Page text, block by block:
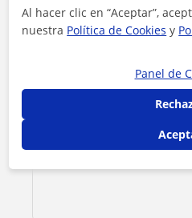
Al hacer clic en “Aceptar”,
nuestra Política de Cookies y
Panel de